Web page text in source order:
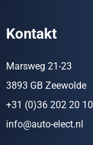
Kontakt
Marsweg 21-23
3893 GB Zeewolde
+31 (0)36 202 20 10
info@auto-elect.nl